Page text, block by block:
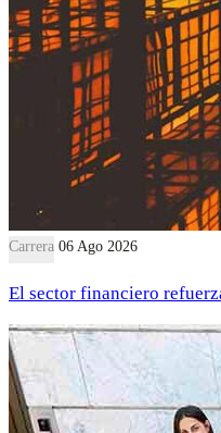
Carrera 06 Ago 2026
El sector financiero